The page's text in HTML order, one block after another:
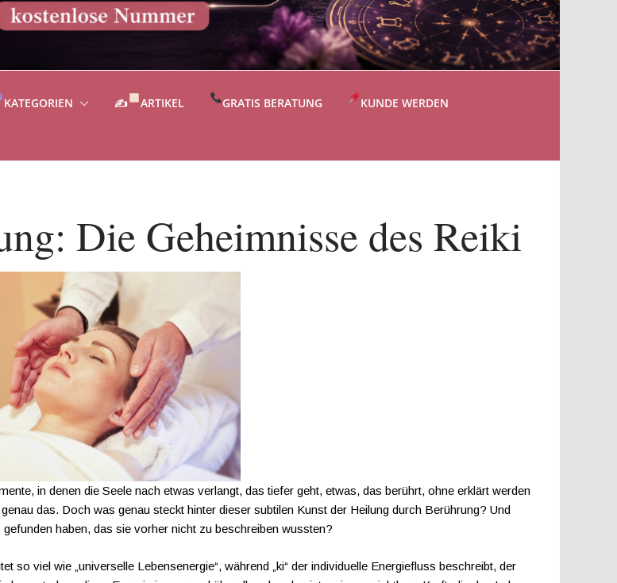
KATEGORIEN ✍ ARTIKEL GRATIS BERATUNG KUNDE WERDEN
Die Geheimnisse des Reiki
in denen die Seele nach etwas verlangt, das tiefer geht, etwas, das berührt, ohne erklärt werden
das. Doch was genau steckt hinter dieser subtilen Kunst der Heilung durch Berührung? Und
haben, das sie vorher nicht zu beschreiben wussten?
so viel wie „universelle Lebensenergie“, während „ki“ der individuelle Energiefluss beschreibt, der